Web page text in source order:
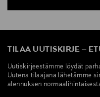
TILAA UUTISKIRJE –
Uutiskirjeestämme löydät
Uutena tilaajana lähetämme
alennuksen